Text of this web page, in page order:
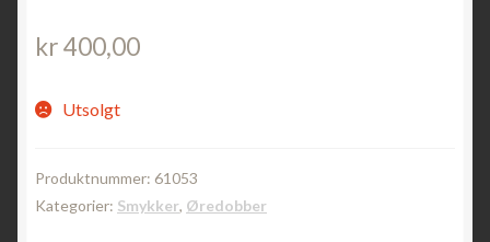
kr400,00
Utsolgt
Produktnummer: 61053
Kategorier: Smykker, Øredobber